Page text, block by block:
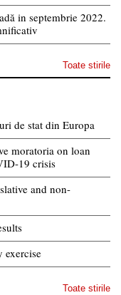
in septembrie 2022.
Toate stirile
de stat din Europa
moratoria on loan
19 crisis
and non-
exercise
Toate stirile